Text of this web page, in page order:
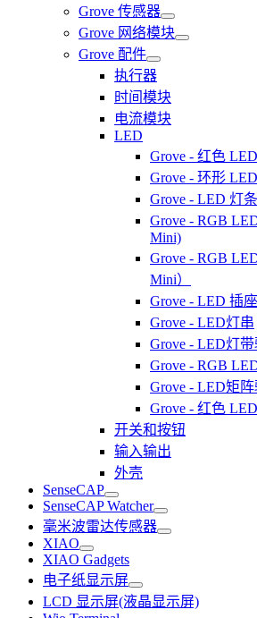
Grove 传感器
Grove 网络模块
Grove 配件
执行器
时间模块
电流模块
LED
Grove - 红色 LED
Grove - 环形 LED
Grove - LED 灯条
Grove - RGB
Mini)
Grove - RGB
Mini）
Grove - LED 插
Grove - LED灯串
Grove - LED灯
Grove - RGB
Grove - LED矩
Grove - 红色
开关和按钮
输入输出
外壳
SenseCAP
SenseCAP Watcher
毫米波雷达传感器
XIAO
XIAO Gadgets
电子纸显示屏
LCD 显示屏(液晶显示屏)